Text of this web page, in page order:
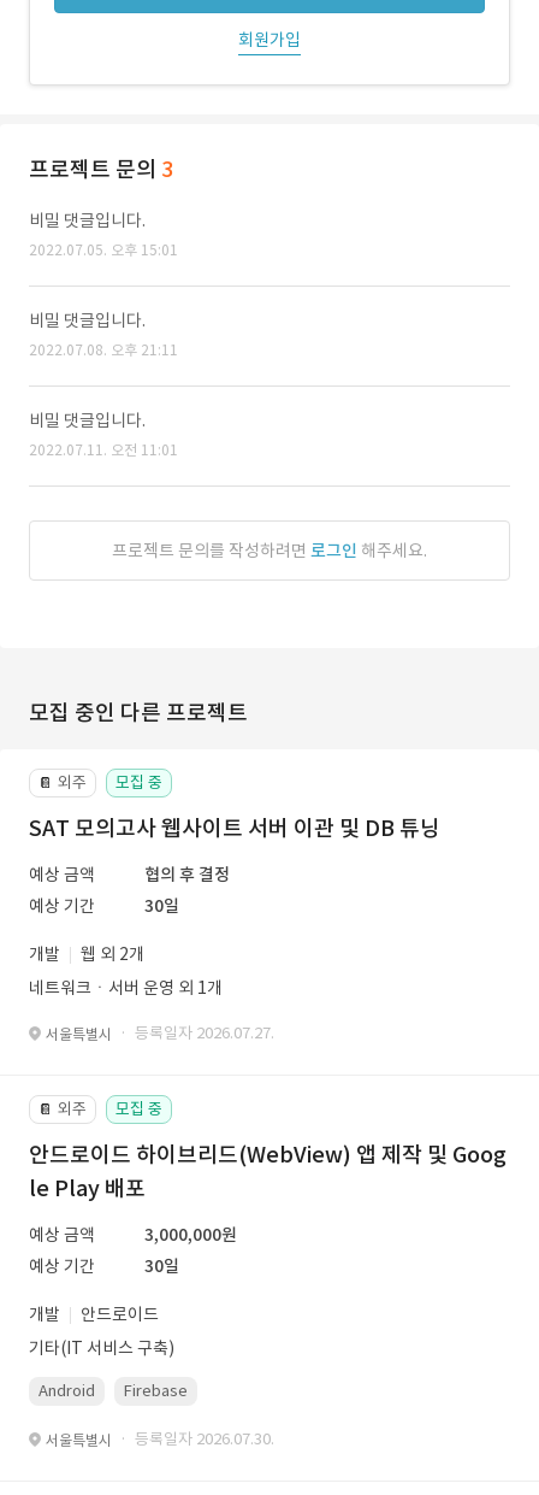
회원가입
프로젝트 문의 3
비밀 댓글입니다.
2022.07.05. 오후 15:01
비밀 댓글입니다.
2022.07.08. 오후 21:11
비밀 댓글입니다.
2022.07.11. 오전 11:01
프로젝트 문의를 작성하려면 로그인 해주세요.
모집 중인 다른 프로젝트
📔 외주 모집 중
SAT 모의고사 웹사이트 서버 이관 및 DB 튜닝
예상 금액
협의 후 결정
예상 기간
30일
개발
웹 외 2개
네트워크ㆍ서버 운영 외 1개
서울특별시 · 등록일자 2026.07.27.
📔 외주 모집 중
안드로이드 하이브리드(WebView) 앱 제작 및 Goog
le Play 배포
예상 금액
3,000,000원
예상 기간
30일
개발
안드로이드
기타(IT 서비스 구축)
Android Firebase
서울특별시 · 등록일자 2026.07.30.